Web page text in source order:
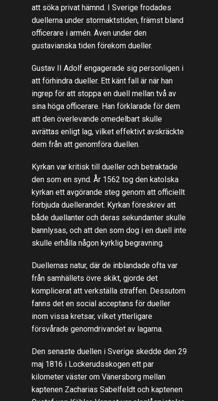
att söka privat hämnd. I Sverige frodades
duellerna under stormaktstiden, främst bland
officerare i armén. Även under den
gustavianska tiden förekom dueller.
Gustav II Adolf engagerade sig personligen i
att förhindra dueller. Ett känt fall är när han
ingrep för att stoppa en duell mellan två av
sina höga officerare. Han förklarade för dem
att den överlevande omedelbart skulle
avrättas enligt lag, vilket effektivt avskräckte
dem från att genomföra duellen.
Kyrkan var kritisk till dueller och betraktade
den som en synd. År 1562 tog den katolska
kyrkan ett avgörande steg genom att officiellt
förbjuda duellerandet. Kyrkan föreskrev att
både duellanter och deras sekundanter skulle
bannlysas, och att den som dog i en duell inte
skulle erhålla någon kyrklig begravning.
Duellernas natur, där de inblandade ofta var
från samhällets övre skikt, gjorde det
komplicerat att verkställa straffen. Dessutom
fanns det en social acceptans för dueller
inom vissa kretsar, vilket ytterligare
försvårade genomdrivandet av lagarna.
Den senaste duellen i Sverige skedde den 29
maj 1816 i Lockerudsskogen ett par
kilometer väster om Vänersborg mellan
kaptenen Zacharias Sabelfeldt och kaptenen